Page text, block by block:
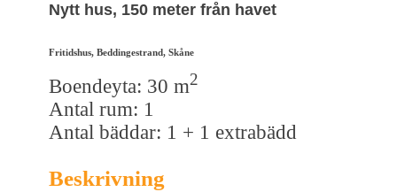
Nytt hus, 150 meter från havet
Fritidshus, Beddingestrand, Skåne
Boendeyta: 30 m2
Antal rum: 1
Antal bäddar: 1 + 1 extrabädd
Beskrivning